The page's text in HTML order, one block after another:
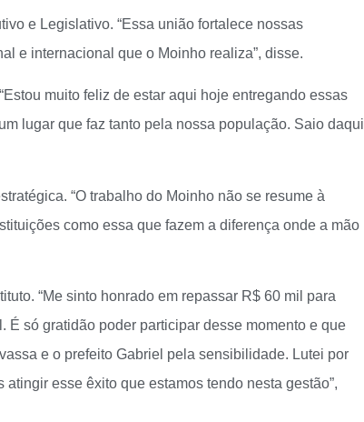
e Legislativo. “Essa união fortalece nossas
e internacional que o Moinho realiza”, disse.
muito feliz de estar aqui hoje entregando essas
lugar que faz tanto pela nossa população. Saio daqui
“O trabalho do Moinho não se resume à
como essa que fazem a diferença onde a mão
“Me sinto honrado em repassar R$ 60 mil para
só gratidão poder participar desse momento e que
e o prefeito Gabriel pela sensibilidade. Lutei por
esse êxito que estamos tendo nesta gestão”,